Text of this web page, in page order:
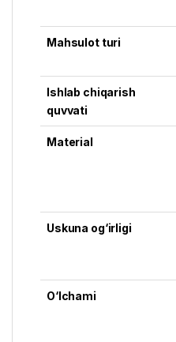
Mahsulot turi
Ishlab chiqarish
quvvati
Material
Uskuna og‘irligi
O‘lchami